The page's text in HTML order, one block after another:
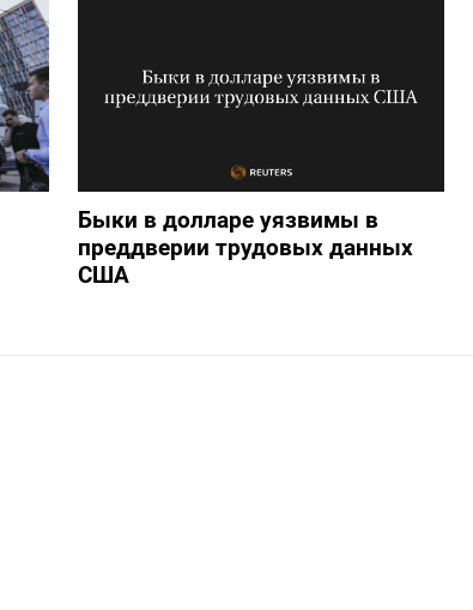
Быки в долларе уязвимы в
преддверии трудовых данных
США